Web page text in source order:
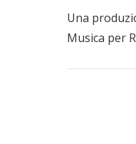
Una
Musica per